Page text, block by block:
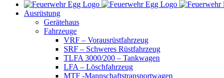
Ausrüstung
Gerätehaus
Fahrzeuge
VRF – Vorausrüstfahrzeug
SRF – Schweres Rüstfahrzeug
TLFA 3000/200 – Tankwagen
LFA – Löschfahrzeug
MTF -Mannschaftstransportwagen